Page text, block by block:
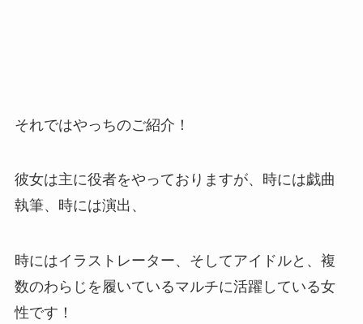
それではやっちのご紹介！
彼女は主に役者をやっておりますが、時には戯曲
執筆、時には演出、
時にはイラストレーター、そしてアイドルと、複
数のわらじを履いているマルチに活躍している女
性です！